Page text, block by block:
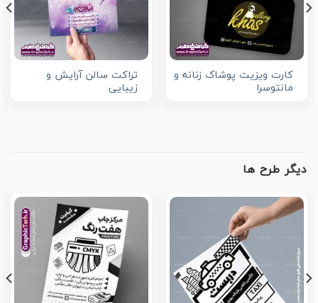
کارت ویزیت پوشاک زنانه و
مانتوسرا
تراکت سالن آرایش و
زیبایی
دیگر طرح ها